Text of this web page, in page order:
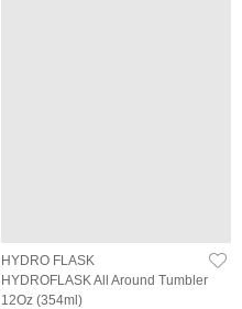
HYDRO FLASK
HYDROFLASK All Around Tumbler
12Oz (354ml)